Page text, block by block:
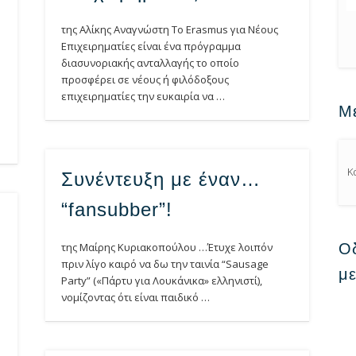
της Αλίκης Αναγνώστη Το Erasmus για Νέους
Επιχειρηματίες είναι ένα πρόγραμμα
διασυνοριακής ανταλλαγής το οποίο
προσφέρει σε νέους ή φιλόδοξους
επιχειρηματίες την ευκαιρία να …
Συνέντευξη με έναν…
“fansubber”!
της Μαίρης Κυριακοπούλου …Έτυχε λοιπόν
πριν λίγο καιρό να δω την ταινία “Sausage
Party” («Πάρτυ για Λουκάνικα» ελληνιστί),
νομίζοντας ότι είναι παιδικό …